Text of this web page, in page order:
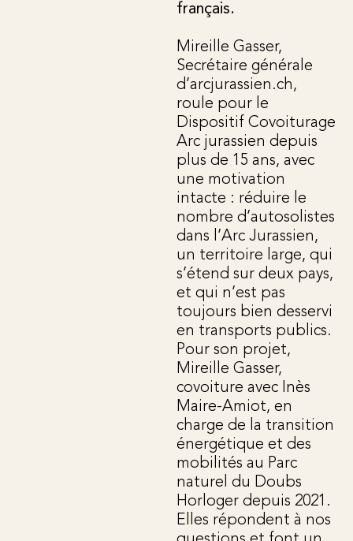
français.
Mireille Gasser,
Secrétaire générale
d’arcjurassien.ch,
roule pour le
Dispositif Covoiturage
Arc jurassien depuis
plus de 15 ans, avec
une motivation
intacte : réduire le
nombre d’autosolistes
dans l’Arc Jurassien,
un territoire large, qui
s’étend sur deux pays,
et qui n’est pas
toujours bien desservi
en transports publics.
Pour son projet,
Mireille Gasser,
covoiture avec Inès
Maire-Amiot, en
charge de la transition
énergétique et des
mobilités au Parc
naturel du Doubs
Horloger depuis 2021.
Elles répondent à nos